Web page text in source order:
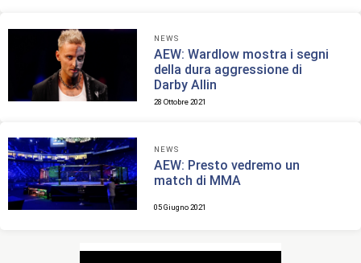
NEWS
AEW: Wardlow mostra i segni
della dura aggressione di
Darby Allin
28 Ottobre 2021
NEWS
AEW: Presto vedremo un
match di MMA
05 Giugno 2021
Navigazione